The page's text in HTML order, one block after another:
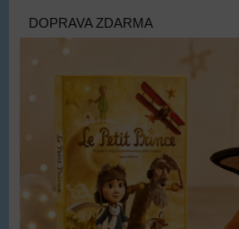
DOPRAVA ZDARMA